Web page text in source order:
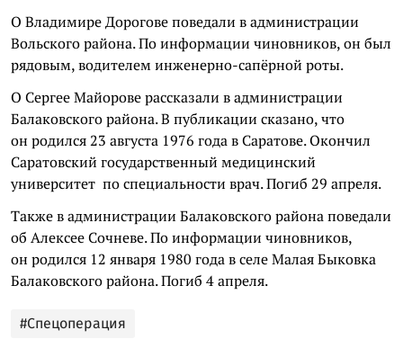
О Владимире Дорогове поведали в администрации
Вольского района. По информации чиновников, он был
рядовым, водителем инженерно-сапёрной роты.
О Сергее Майорове рассказали в администрации
Балаковского района. В публикации сказано, что
он родился 23 августа 1976 года в Саратове. Окончил
Саратовский государственный медицинский
университет по специальности врач. Погиб 29 апреля.
Также в администрации Балаковского района поведали
об Алексее Сочневе. По информации чиновников,
он родился 12 января 1980 года в селе Малая Быковка
Балаковского района. Погиб 4 апреля.
#Спецоперация